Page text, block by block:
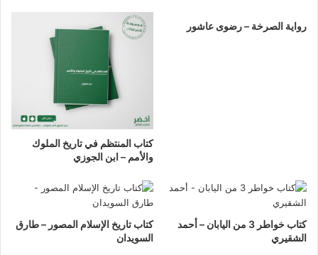
رواية الصرخة – رضوى عاشور
كتاب المنتظم في تاريخ الملوك
واﻷمم – ابن الجوزي
كتاب خواطر 3 من اليابان – أحمد
الشقيري
كتاب تاريخ الإسلام المصور – طارق
السويدان